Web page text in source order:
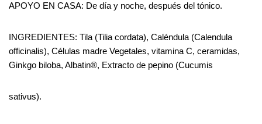
APOYO EN CASA: De día y noche, después del tónico.
INGREDIENTES: Tila (Tilia cordata), Caléndula (Calendula
officinalis), Células madre Vegetales, vitamina C, ceramidas,
Ginkgo biloba, Albatin®, Extracto de pepino (Cucumis
sativus).